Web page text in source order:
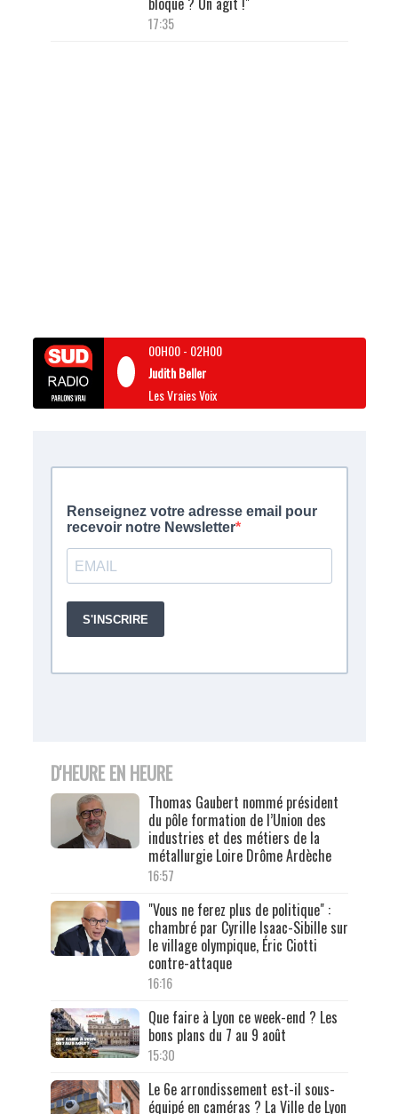
17:35
00H00- 02H00
Judith Beller
Les Vraies Voix
D'HEURE EN HEURE
Thomas Gaubert nommé président
du pôle formation de l’Union des
industries et des métiers de la
métallurgie Loire Drôme Ardèche
16:57
"Vous ne ferez plus de politique" :
chambré par Cyrille Isaac-Sibille sur
le village olympique, Éric Ciotti
contre-attaque
16:16
Que faire à Lyon ce week-end ? Les
bons plans du 7 au 9 août
15:30
Le 6e arrondissement est-il sous-
équipé en caméras ? La Ville de Lyon